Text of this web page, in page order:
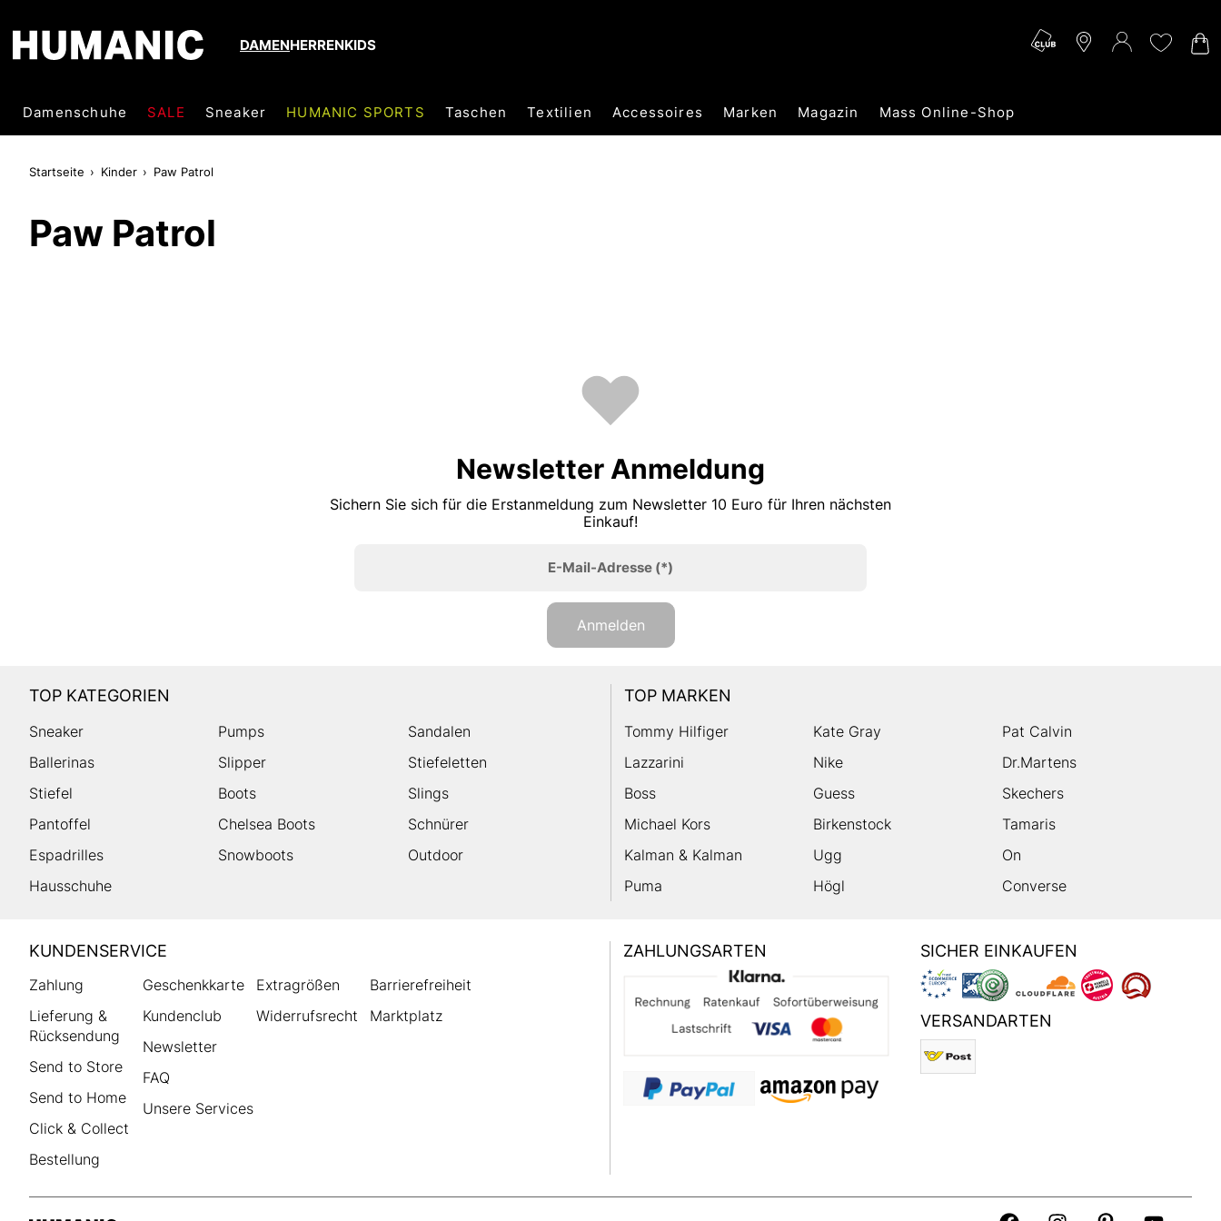
DAMENHERRENKIDS
Damenschuhe SALE Sneaker HUMANIC SPORTS Taschen Textilien Accessoires Marken Magazin Mass Online-Shop
Startseite Kinder Paw Patrol
Paw Patrol
Newsletter Anmeldung
Sichern Sie sich für die Erstanmeldung zum Newsletter 10 Euro für Ihren nächsten
Einkauf!
E-Mail-Adresse(*)
Anmelden
TOP KATEGORIEN
Sneaker Pumps
Sandalen
Ballerinas
Slipper
Stiefeletten
Stiefel
Boots
Slings
Pantoffel
Chelsea Boots
Schnürer
Espadrilles
Snowboots
Outdoor
Hausschuhe
TOP MARKEN
Tommy Hilfiger Kate Gray
Pat Calvin
Lazzarini
Nike
Dr.Martens
Boss
Guess
Skechers
Michael Kors
Birkenstock
Tamaris
Kalman & Kalman
Ugg
On
Puma
Högl Converse
HUMANIC
Footer
KUNDENSERVICE
Zahlung
Lieferung &
Rücksendung
Send to Store
Send to Home
Click & Collect
Bestellung
Geschenkkarte
Kundenclub
Newsletter
FAQ
Unsere Services
Extragrößen
Widerrufsrecht
Barrierefreiheit
Marktplatz
ZAHLUNGSARTEN SICHER EINKAUFEN
VERSANDARTEN